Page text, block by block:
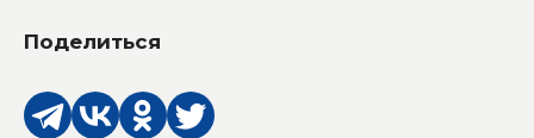
Поделиться